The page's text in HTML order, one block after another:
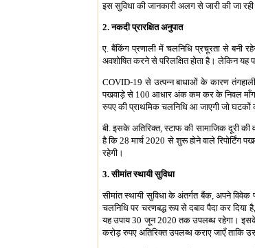
इस सुविधा की जानकारी अलग से जारी की जा रही
2. नकदी प्रारक्षित अनुपात
ए. बैंकिंग प्रणाली में चलनिधि प्रचूरता से बनी
अवशोषित करने से परिलक्षित होता है। लेकिन यह
COVID-19 से उत्पन्न बाधाओं के कारण तंगहाली
पखवाड़े से 100 आधार अंक कम कर के निवल माँग
रुपए की प्राथमिक चलनिधि आ जाएगी जो घटकों
बी. इसके अतिरिक्त, स्टाफ की सामाजिक दूरी की
है कि 28 मार्च 2020 से शुरू होने वाले
रहेगी।
3. सीमांत स्थायी सुविधा
सीमांत स्थायी सुविधा के अंतर्गत बैंक, अपने
चलनिधि पर चरणबद्ध रूप से दबाव पैदा कर दिया
यह उपाय 30 जून 2020 तक उपलब्ध रहेगा। इसके
करोड़ रुपए अतिरिक्त उपलब्ध कराए जाएँ ताकि